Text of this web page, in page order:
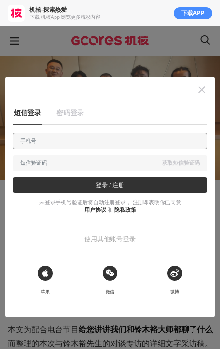
Ryoma 2019-01-17
本文为配合电台节目给您讲讲我们和铃木裕大师都聊了什么
而整理的本次与铃木裕先生的对谈专访的详细文字采访稿。
机核-探索热爱
下载 机核App 浏览更多精彩内容 下载APP
短信登录 密码登录
获取短信验证码
登录 / 注册
未登录手机号验证后将自动注册登录， 注册即表明你已同意
用户协议 和 隐私政策
使用其他账号登录
 Sign in with Apple
苹果 微信 微博